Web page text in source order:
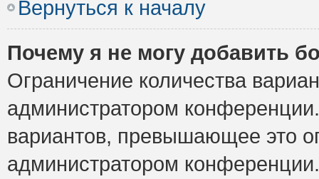
Вернуться к началу
Почему я не могу добавить
Ограничение количества
администратором
вариантов, превышающее это
администратором конференции.